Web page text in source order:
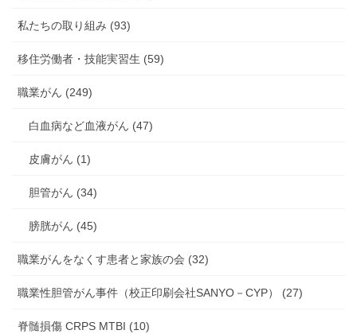
私たちの取り組み (93)
移住労働者・技能実習生 (59)
職業がん (249)
白血病など血液がん (47)
皮膚がん (1)
胆管がん (34)
膀胱がん (45)
職業がんをなくす患者と家族の会 (32)
職業性胆管がん事件（校正印刷会社SANYO－CYP） (27)
脊髄損傷 CRPS MTBI (10)